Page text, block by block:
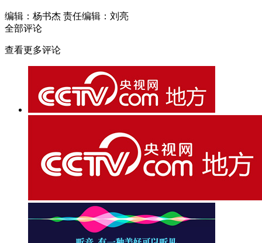
编辑：杨书杰 责任编辑：刘亮
全部评论
查看更多评论